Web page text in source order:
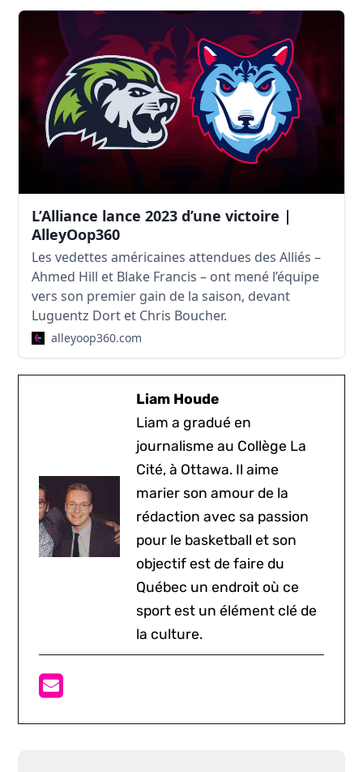
L’Alliance lance 2023 d’une victoire |
AlleyOop360
Les vedettes américaines attendues des Alliés –
Ahmed Hill et Blake Francis – ont mené l’équipe
vers son premier gain de la saison, devant
Luguentz Dort et Chris Boucher.
alleyoop360.com
Liam Houde
Liam a gradué en
journalisme au Collège La
Cité, à Ottawa. Il aime
marier son amour de la
rédaction avec sa passion
pour le basketball et son
objectif est de faire du
Québec un endroit où ce
sport est un élément clé de
la culture.